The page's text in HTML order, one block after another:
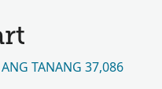
TANANG 37,086